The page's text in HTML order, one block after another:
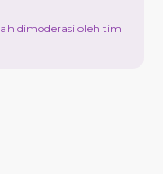
dimoderasi oleh tim